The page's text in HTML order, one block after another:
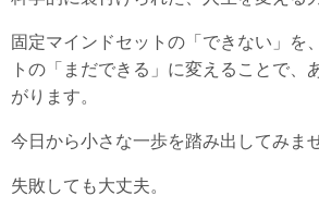
固定マインドセットの「できない」を
トの「まだできる」に変えることで、
がります。
今日から小さな一歩を踏み出してみま
失敗しても大丈夫。